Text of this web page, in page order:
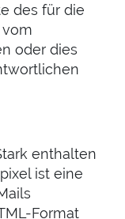
des für die
oder dies
enthalten
ist eine
Format